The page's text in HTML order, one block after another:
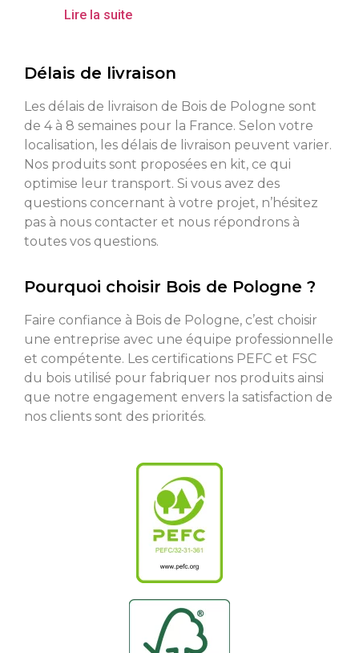
Lire la suite
Délais de livraison
Les délais de livraison de Bois de Pologne sont
de 4 à 8 semaines pour la France. Selon votre
localisation, les délais de livraison peuvent varier.
Nos produits sont proposées en kit, ce qui
optimise leur transport. Si vous avez des
questions concernant à votre projet, n’hésitez
pas à nous contacter et nous répondrons à
toutes vos questions.
Pourquoi choisir Bois de Pologne ?
Faire confiance à Bois de Pologne, c’est choisir
une entreprise avec une équipe professionnelle
et compétente. Les certifications PEFC et FSC
du bois utilisé pour fabriquer nos produits ainsi
que notre engagement envers la satisfaction de
nos clients sont des priorités.